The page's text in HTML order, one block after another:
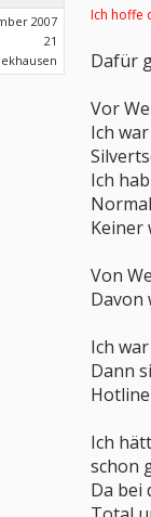
2007
21
Ich hoffe
Dafür
Vor
Ich
Ich
Keiner
Von
Davon
Ich
Dann
Ich
schon
Da bei